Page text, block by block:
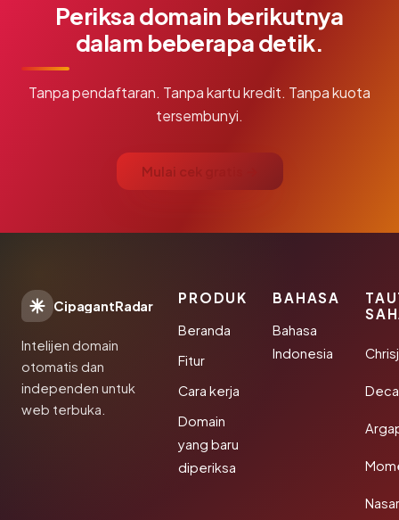
Periksa domain berikutnya
dalam beberapa detik.
Tanpa pendaftaran. Tanpa kartu kredit. Tanpa kuota
tersembunyi.
Mulai cek gratis →
CipagantRadar
Intelijen domain
otomatis dan
independen untuk
web terbuka.
PRODUK
Beranda
Fitur
Cara kerja
Domain
yang baru
diperiksa
BAHASA
Bahasa
Indonesia